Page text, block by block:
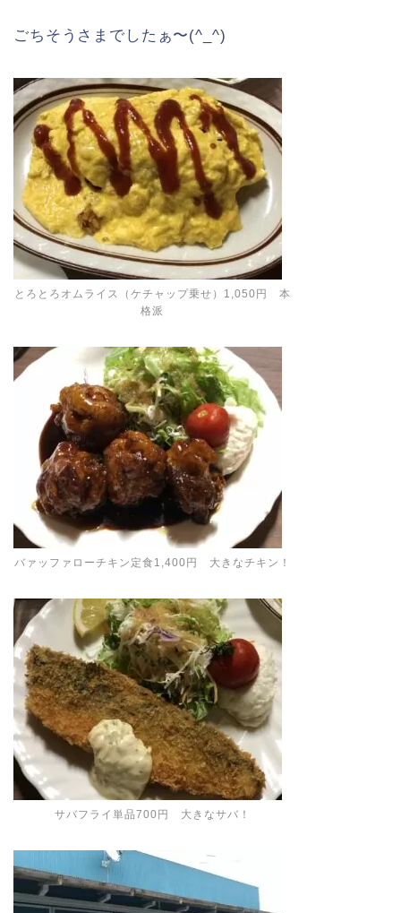
ごちそうさまでしたぁ〜(^_^)
とろとろオムライス（ケチャップ乗せ）1,050円 本
格派
バァッファローチキン定食1,400円 大きなチキン！
サバフライ単品700円 大きなサバ！